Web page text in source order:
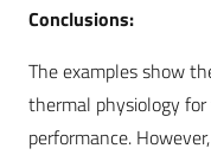
Conclusions:
The examples show
thermal physiology
performance.